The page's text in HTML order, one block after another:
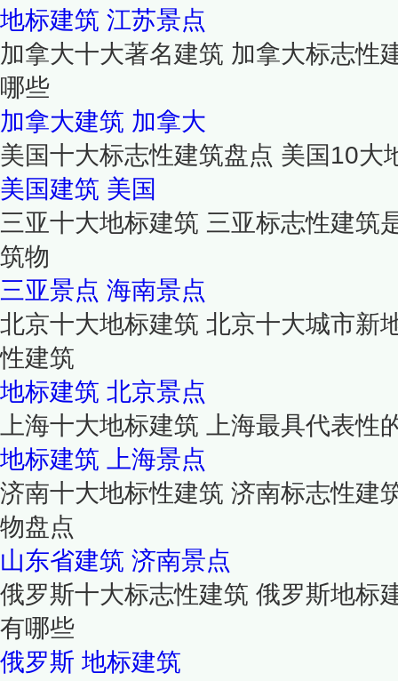
地标建筑 江苏景点
加拿大十大著名建筑 加拿大标志性
哪些
加拿大建筑 加拿大
美国十大标志性建筑盘点 美国10大
美国建筑 美国
三亚十大地标建筑 三亚标志性建筑
筑物
三亚景点 海南景点
北京十大地标建筑 北京十大城市新
性建筑
地标建筑 北京景点
上海十大地标建筑 上海最具代表性
地标建筑
上海景点
济南十大地标性建筑 济南标志性建
物盘点
山东省建筑 济南景点
俄罗斯十大标志性建筑 俄罗斯地标
有哪些
俄罗斯 地标建筑